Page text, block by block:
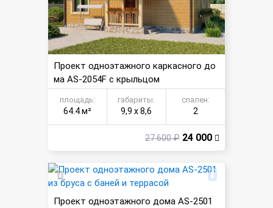
Проект одноэтажного каркасного до
ма AS-2054F с крыльцом
площадь:
64.4 м²
габариты:
9,9 х 8,6
спален:
2
27 600 ₽ 24 000
Проект одноэтажного дома AS-2501